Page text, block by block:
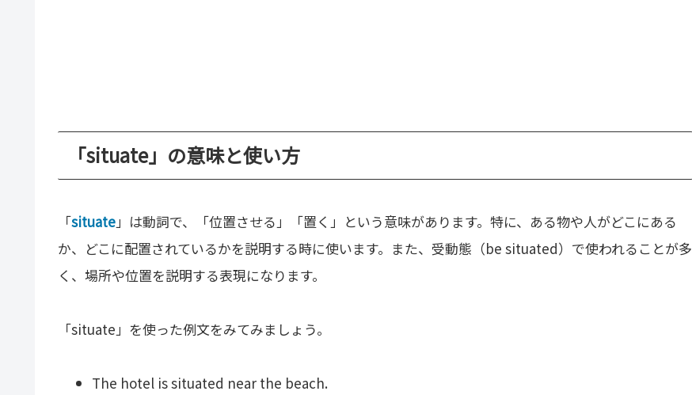
「situate」の意味と使い方
「situate」は動詞で、「位置させる」「置く」という意味があります。特に、ある物や人がどこにある
か、どこに配置されているかを説明する時に使います。また、受動態（be situated）で使われることが多
く、場所や位置を説明する表現になります。
「situate」を使った例文をみてみましょう。
The hotel is situated near the beach.